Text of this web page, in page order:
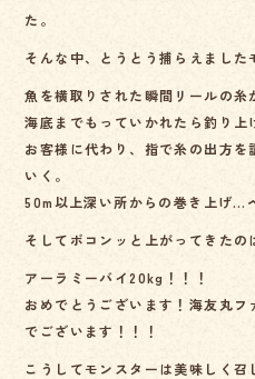
た。
そんな中、とうとう捕らえました
魚を横取りされた瞬間リールの糸
海底までもっていかれたら釣り上
お客様に代わり、指で糸の出方
いく。
50m以上深い所からの巻き上げ…
そしてボコンッと上がってきたの
アーラミーバイ20kg！！！
おめでとうございます！海友丸
でございます！！！
こうしてモンスターは美味しく